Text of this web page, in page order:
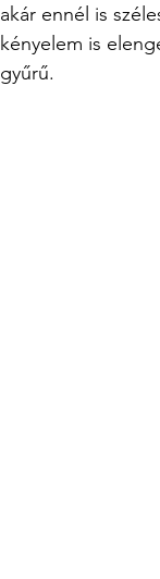
akár ennél is
kényelem is
gyűrű.